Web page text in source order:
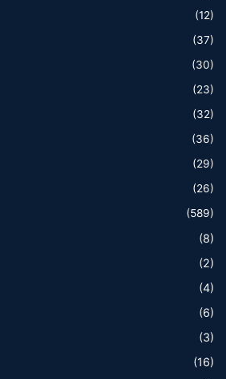
(12)
(37)
(30)
(23)
(32)
(36)
(29)
(26)
(589)
(8)
(2)
(4)
(6)
(3)
(16)